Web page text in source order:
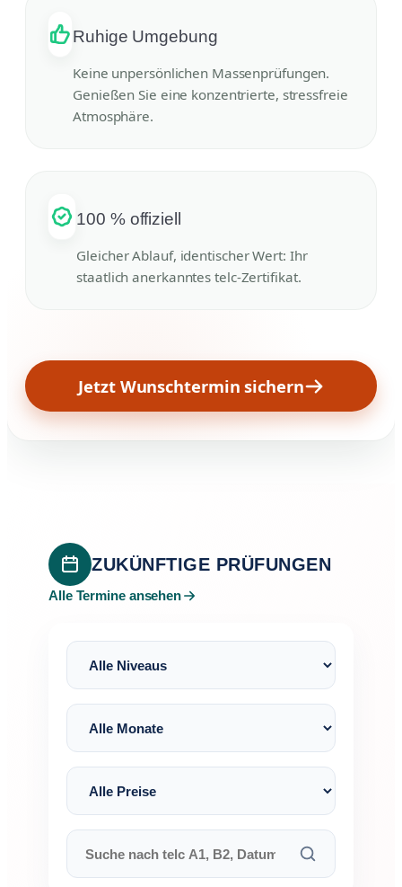
Ruhige Umgebung
Keine unpersönlichen Massenprüfungen.
Genießen Sie eine konzentrierte, stressfreie
Atmosphäre.
100 % offiziell
Gleicher Ablauf, identischer Wert: Ihr
staatlich anerkanntes telc-Zertifikat.
Jetzt Wunschtermin sichern
ZUKÜNFTIGE PRÜFUNGEN
Alle Termine ansehen